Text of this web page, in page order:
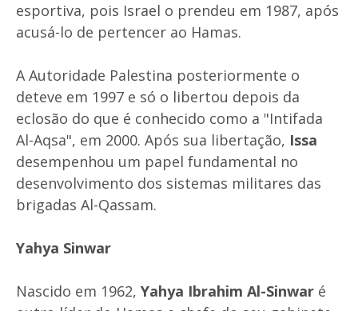
esportiva, pois Israel o prendeu em 1987, após
acusá-lo de pertencer ao Hamas.
A Autoridade Palestina posteriormente o
deteve em 1997 e só o libertou depois da
eclosão do que é conhecido como a "Intifada
Al-Aqsa", em 2000. Após sua libertação, Issa
desempenhou um papel fundamental no
desenvolvimento dos sistemas militares das
brigadas Al-Qassam.
Yahya Sinwar
Nascido em 1962, Yahya Ibrahim Al-Sinwar é